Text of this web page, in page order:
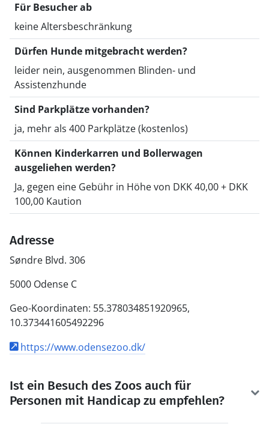
Für Besucher ab
keine Altersbeschränkung
Dürfen Hunde mitgebracht werden?
leider nein, ausgenommen Blinden- und
Assistenzhunde
Sind Parkplätze vorhanden?
ja, mehr als 400 Parkplätze (kostenlos)
Können Kinderkarren und Bollerwagen
ausgeliehen werden?
Ja, gegen eine Gebühr in Höhe von DKK 40,00 + DKK
100,00 Kaution
Adresse
Søndre Blvd. 306
5000 Odense C
Geo-Koordinaten: 55.378034851920965,
10.373441605492296
https://www.odensezoo.dk/
Ist ein Besuch des Zoos auch für
Personen mit Handicap zu empfehlen?